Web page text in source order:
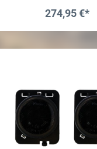
Gehäuse . Das kompakte
Scheinwerfers ist wie
Einsatz am
Amp: 40W / 3,33A- Maße:
x 1.68"- Scheibe:
pulverbeschichtet
Lampenring: Aluminium
Edelstahl Montagefuß-
STD810G (Mil-Spec
Eingebauter
274,95 €*